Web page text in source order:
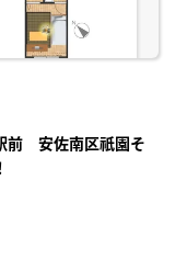
前 安佐南区祇園そ